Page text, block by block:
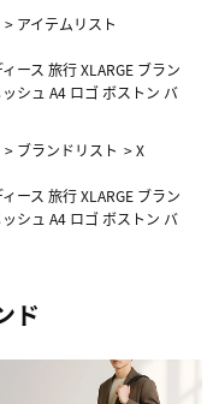
> アイテムリスト
ース 旅行 XLARGE ブラン
シュ A4 ロゴ ボストン バ
> ブランドリスト >X
ース 旅行 XLARGE ブラン
シュ A4 ロゴ ボストン バ
ド